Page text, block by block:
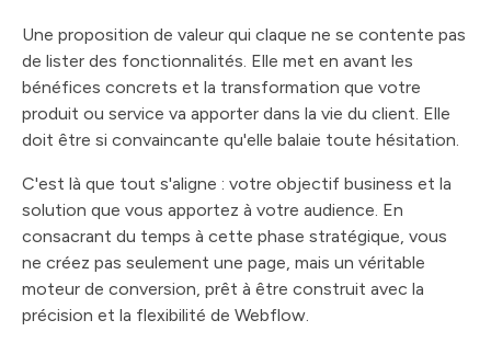
Une proposition de valeur qui claque ne se contente pas
de lister des fonctionnalités. Elle met en avant les
bénéfices concrets et la transformation que votre
produit ou service va apporter dans la vie du client. Elle
doit être si convaincante qu'elle balaie toute hésitation.
C'est là que tout s'aligne : votre objectif business et la
solution que vous apportez à votre audience. En
consacrant du temps à cette phase stratégique, vous
ne créez pas seulement une page, mais un véritable
moteur de conversion, prêt à être construit avec la
précision et la flexibilité de Webflow.